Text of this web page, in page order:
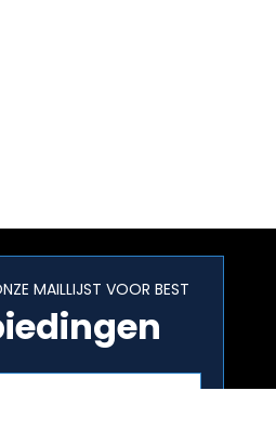
MAILLIJST VOOR BEST